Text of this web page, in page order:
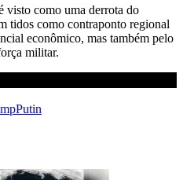
visto como uma derrota do
tidos como contraponto regional
econômico, mas também pelo
militar.
Putin